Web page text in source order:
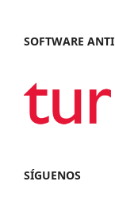
SOFTWARE
SÍGUENOS